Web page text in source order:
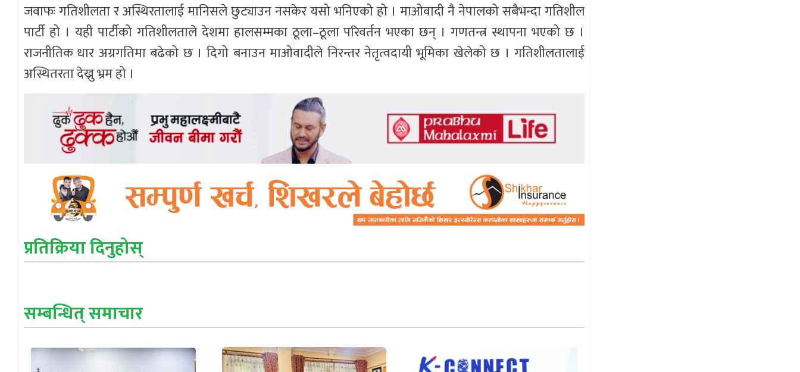
जवाफः गतिशीलता र अस्थिरतालाई मानिसले छुट्याउन नसकेर यसो भनिएको हो । माओवादी नै नेपालको सबैभन्दा गतिशील
पार्टी हो । यही पार्टीको गतिशीलताले देशमा हालसम्मका ठूला–ठूला परिवर्तन भएका छन् । गणतन्त्र स्थापना भएको छ ।
राजनीतिक धार अग्रगतिमा बढेको छ । दिगो बनाउन माओवादीले निरन्तर नेतृत्वदायी भूमिका खेलेको छ । गतिशीलतालाई
अस्थितरता देख्नु भ्रम हो ।
प्रतिक्रिया दिनुहोस्
सम्बन्धित् समाचार